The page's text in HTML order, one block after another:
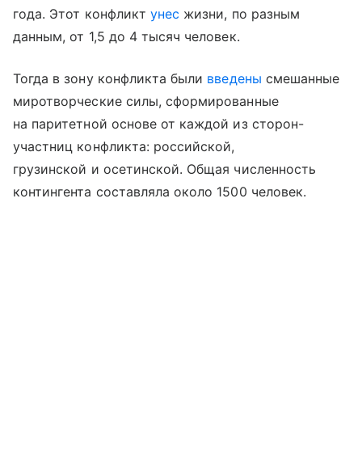
года. Этот конфликт унес жизни, по разным
данным, от 1,5 до 4 тысяч человек.
Тогда в зону конфликта были введены смешанные
миротворческие силы, сформированные
на паритетной основе от каждой из сторон-
участниц конфликта: российской,
грузинской и осетинской. Общая численность
контингента составляла около 1500 человек.